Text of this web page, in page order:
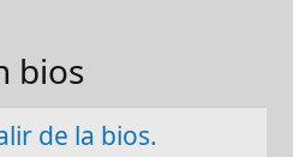
bios
de la bios.